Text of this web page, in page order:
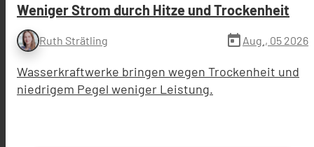
Weniger Strom durch Hitze und Trockenheit
Ruth Strätling today Aug., 05 2026
Wasserkraftwerke bringen wegen Trockenheit und
niedrigem Pegel weniger Leistung.